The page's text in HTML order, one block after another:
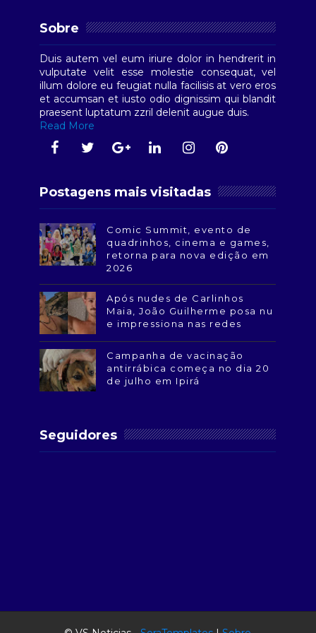
Sobre
Duis autem vel eum iriure dolor in hendrerit in
vulputate velit esse molestie consequat, vel
illum dolore eu feugiat nulla facilisis at vero eros
et accumsan et iusto odio dignissim qui blandit
praesent luptatum zzril delenit augue duis.
Read More
Postagens mais visitadas
Comic Summit, evento de
quadrinhos, cinema e games,
retorna para nova edição em
2026
Após nudes de Carlinhos
Maia, João Guilherme posa nu
e impressiona nas redes
Campanha de vacinação
antirrábica começa no dia 20
de julho em Ipirá
Seguidores